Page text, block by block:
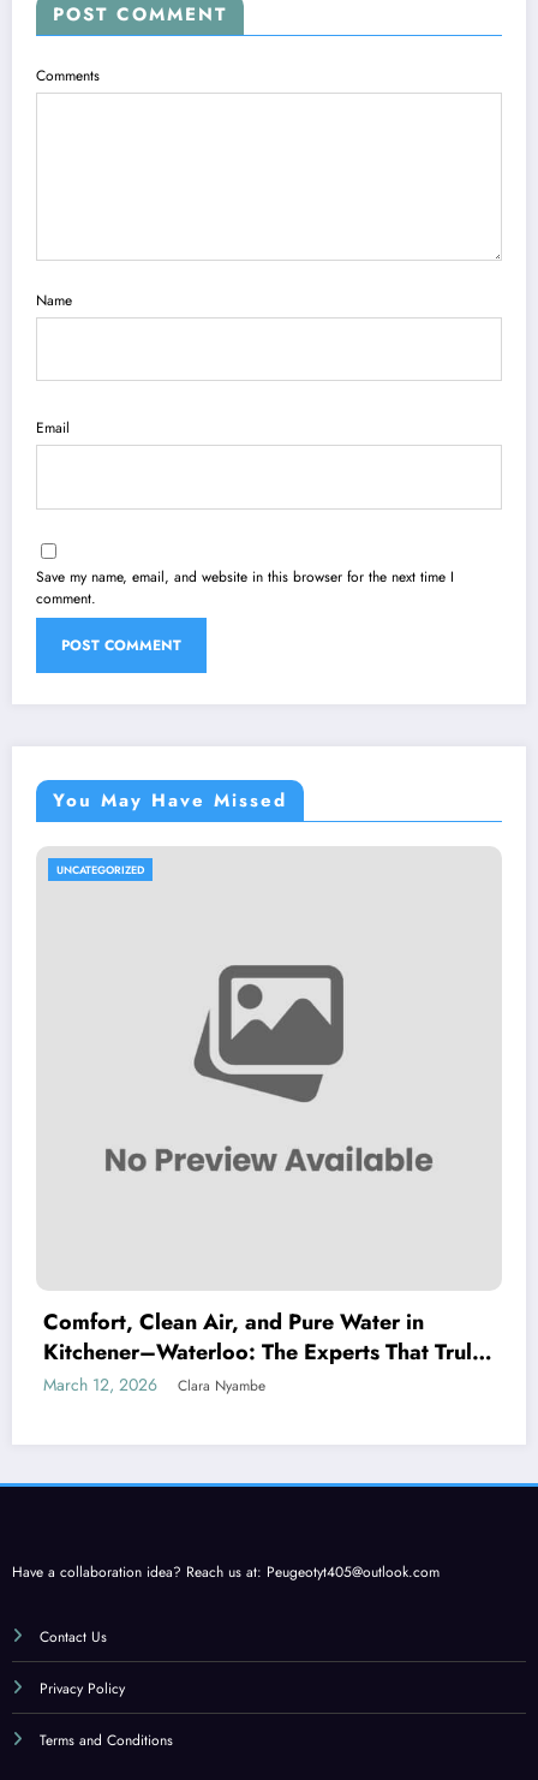
POST COMMENT
Comments
Name
Email
Save my name, email, and website in this browser for the next time I
comment.
You May Have Missed
UNCATEGORIZED
Comfort, Clean Air, and Pure Water in
Kitchener–Waterloo: The Experts That Truly
Care
March 12, 2026 Clara Nyambe
Have a collaboration idea? Reach us at: Peugeotyt405@outlook.com
Contact Us
Privacy Policy
Terms and Conditions